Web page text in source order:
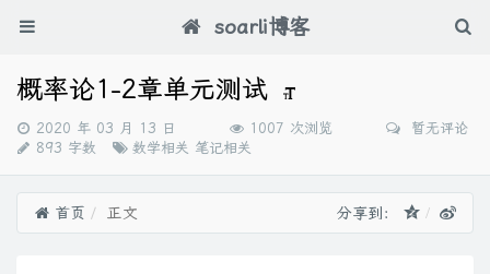
soarli博客
概率论1-2章单元测试
发
布
2020 年 03 月 13 日 1007 次浏览
暂无评论
893 字数
分
数学相关 笔记相关
首页 正文 分享到：